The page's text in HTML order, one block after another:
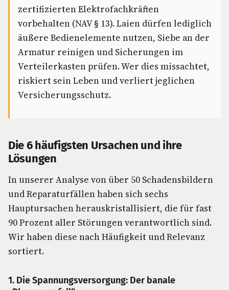
zertifizierten Elektrofachkräften
vorbehalten (NAV § 13). Laien dürfen lediglich
äußere Bedienelemente nutzen, Siebe an der
Armatur reinigen und Sicherungen im
Verteilerkasten prüfen. Wer dies missachtet,
riskiert sein Leben und verliert jeglichen
Versicherungsschutz.
Die 6 häufigsten Ursachen und ihre
Lösungen
In unserer Analyse von über 50 Schadensbildern
und Reparaturfällen haben sich sechs
Hauptursachen herauskristallisiert, die für fast
90 Prozent aller Störungen verantwortlich sind.
Wir haben diese nach Häufigkeit und Relevanz
sortiert.
1. Die Spannungsversorgung: Der banale